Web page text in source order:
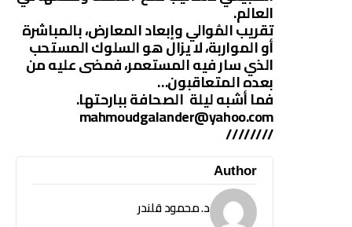
العالم.
تقريب المُوالي وإبعاد المعارض، بالمباشرة
أو المواربة، لا يزال هو السلوك المستحب
الذي سار فيه المستعمر، فمضى عليه من
بعده المتعاقبون…
فما أشبه ليلة الصحافة ببارحتها.
mahmoudgalander@yahoo.com
////////
Author
د. محمود قلندر